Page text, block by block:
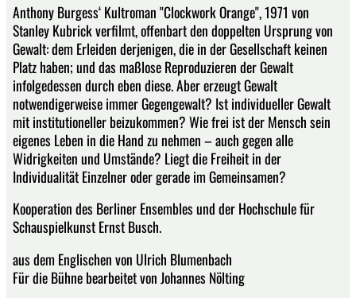
Anthony Burgess‘ Kultroman "Clockwork Orange", 1971 von
Stanley Kubrick verfilmt, offenbart den doppelten Ursprung von
Gewalt: dem Erleiden derjenigen, die in der Gesellschaft keinen
Platz haben; und das maßlose Reproduzieren der Gewalt
infolgedessen durch eben diese. Aber erzeugt Gewalt
notwendigerweise immer Gegengewalt? Ist individueller Gewalt
mit institutioneller beizukommen? Wie frei ist der Mensch sein
eigenes Leben in die Hand zu nehmen – auch gegen alle
Widrigkeiten und Umstände? Liegt die Freiheit in der
Individualität Einzelner oder gerade im Gemeinsamen?
Kooperation des Berliner Ensembles und der Hochschule für
Schauspielkunst Ernst Busch.
aus dem Englischen von Ulrich Blumenbach
Für die Bühne bearbeitet von Johannes Nölting